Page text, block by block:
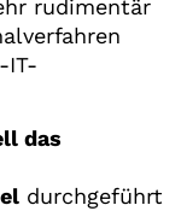
rudimentär
IT-
das
durchgeführt